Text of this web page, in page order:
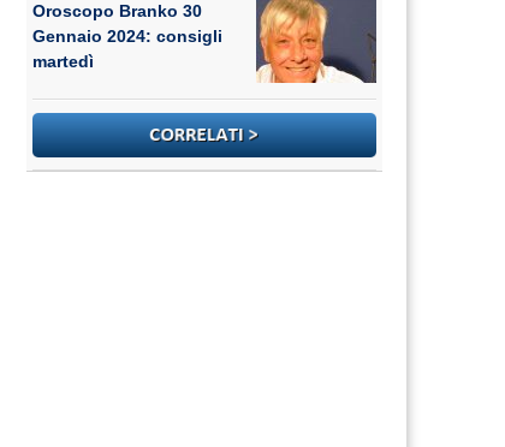
Oroscopo Branko 30
Gennaio 2024: consigli
martedì